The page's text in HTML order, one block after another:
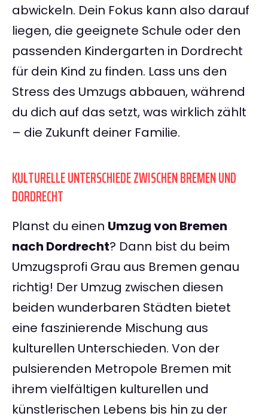
abwickeln. Dein Fokus kann also darauf
liegen, die geeignete Schule oder den
passenden Kindergarten in Dordrecht
für dein Kind zu finden. Lass uns den
Stress des Umzugs abbauen, während
du dich auf das setzt, was wirklich zählt
– die Zukunft deiner Familie.
KULTURELLE UNTERSCHIEDE ZWISCHEN BREMEN UND
DORDRECHT
Planst du einen Umzug von Bremen
nach Dordrecht? Dann bist du beim
Umzugsprofi Grau aus Bremen genau
richtig! Der Umzug zwischen diesen
beiden wunderbaren Städten bietet
eine faszinierende Mischung aus
kulturellen Unterschieden. Von der
pulsierenden Metropole Bremen mit
ihrem vielfältigen kulturellen und
künstlerischen Lebens bis hin zu der